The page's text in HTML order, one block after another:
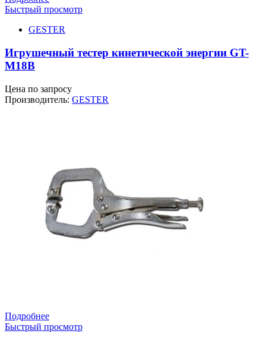
Быстрый просмотр
GESTER
Игрушечный тестер кинетической энергии GT-
M18B
Цена по запросу
Производитель: GESTER
Подробнее
Быстрый просмотр